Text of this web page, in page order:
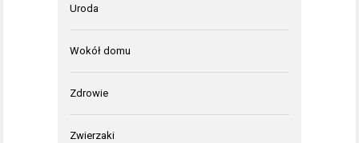
Uroda
Wokół domu
Zdrowie
Zwierzaki